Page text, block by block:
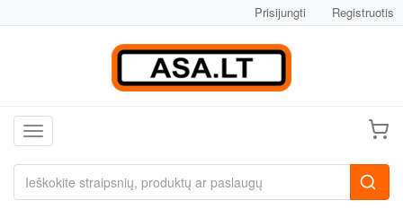
Prisijungti Registruotis
Toggle navigation